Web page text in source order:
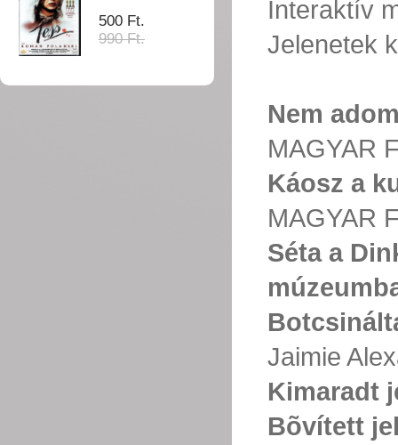
500 Ft.
990 Ft.
Interaktív
Jelenetek
Nem
MAGYAR
Káosz a
MAGYAR
Séta a
Jaimie
Kimaradt
Bõvített